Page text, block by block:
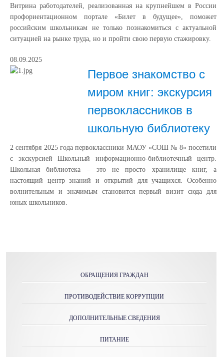
Витрина работодателей, реализованная на крупнейшем в России
профориентационном портале «Билет в будущее», поможет
российским школьникам не только познакомиться с актуальной
ситуацией на рынке труда, но и пройти свою первую стажировку.
08.09.2025
Первое знакомство с
миром книг: экскурсия
первоклассников в
школьную библиотеку
2 сентября 2025 года первоклассники МАОУ «СОШ № 8» посетили
с экскурсией Школьный информационно-библиотечный центр.
Школьная библиотека – это не просто хранилище книг, а
настоящий центр знаний и открытий для учащихся. Особенно
волнительным и значимым становится первый визит сюда для
юных школьников.
ОБРАЩЕНИЯ ГРАЖДАН
ПРОТИВОДЕЙСТВИЕ КОРРУПЦИИ
ДОПОЛНИТЕЛЬНЫЕ СВЕДЕНИЯ
ПИТАНИЕ